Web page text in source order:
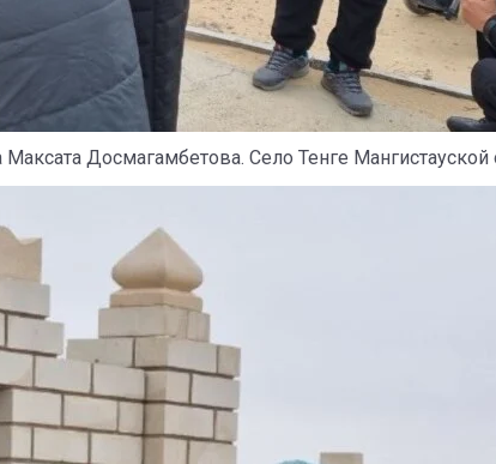
Досмагамбетова. Село Тенге Мангистауской